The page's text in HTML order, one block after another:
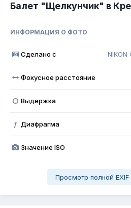
Балет "Щелкунчик" в
ИНФОРМАЦИЯ О ФОТО
Сделано с NIKON
Фокусное расстояние
Выдержка
f Диафрагма
Значение ISO
Просмотр полной